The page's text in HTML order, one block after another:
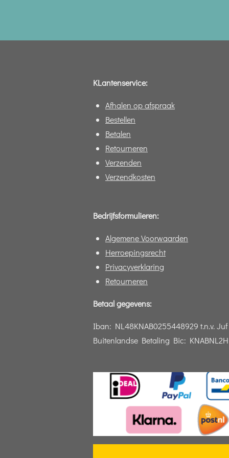
KLantenservice:
Afhalen op afspraak
Bestellen
Betalen
Retourneren
Verzenden
Verzendkosten
Bedrijfsformulieren:
Algemene Voorwaarden
Herroepingsrecht
Privacyverklaring
Retourneren
Betaal gegevens:
Iban: NL48KNAB0255448929 t.n.v. Juf
Buitenlandse Betaling Bic: KNABNL2H